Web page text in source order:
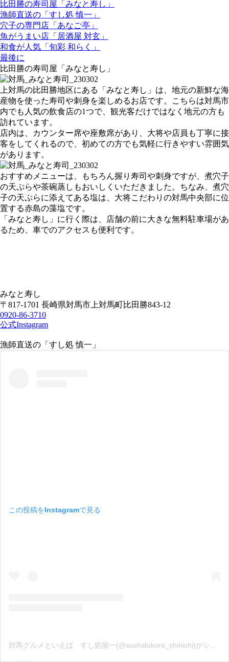
比田勝の寿司屋「みなと寿し」
漁師直送の「すし処 慎一」
穴子の専門店「あなご亭」
魚がうまい店「居酒屋 対玄」
和食が人気「旬彩 和らく」
最後に
比田勝の寿司屋「みなと寿し」
上対馬の比田勝地区にある「みなと寿し」は、地元の新鮮な海
産物を使った寿司や刺身を楽しめるお店です。こちらは対馬市
内でも人気の飲食店の1つで、観光客だけではなく地元の方も
訪れています。
店内は、カウンター席や座敷席があり、大将や店員も丁寧に接
客をしてくれるので、初めての方でも気軽に行きやすい雰囲気
があります。
おすすめメニューは、もちろん握り寿司や刺身ですが、煮穴子
の天ぷらや茶碗蒸しもおいしくいただきました。ちなみ、煮穴
子の天ぷらに添えてある塩は、大将こだわりの対馬中央部に位
置する赤島の藻塩です。
「みなと寿し」に行く際は、店舗の前に大きな無料駐車場があ
るため、車でのアクセスも便利です。
みなと寿し
〒817-1701 長崎県対馬市上対馬町比田勝843-12
0920-86-3710
公式Instagram
漁師直送の「すし処 慎一」
この投稿をInstagramで見る
対馬グルメといえば すし処慎一(@sushidokoro_shinichi)がシェアした投稿